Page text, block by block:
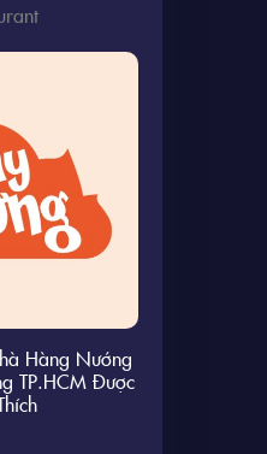
Hàng Nướng
TP.HCM Được